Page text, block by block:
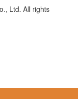
Ltd. All rights